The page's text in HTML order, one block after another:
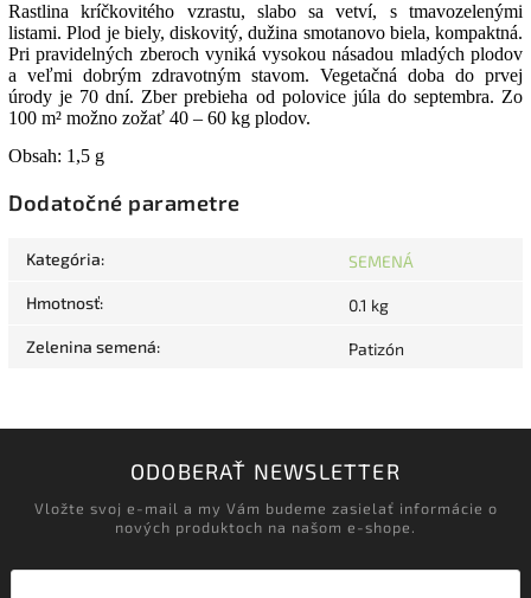
Rastlina kríčkovitého vzrastu, slabo sa vetví, s tmavozelenými
listami. Plod je biely, diskovitý, dužina smotanovo biela, kompaktná.
Pri pravidelných zberoch vyniká vysokou násadou mladých plodov
a veľmi dobrým zdravotným stavom. Vegetačná doba do prvej
úrody je 70 dní. Zber prebieha od polovice júla do septembra. Zo
100 m² možno zožať 40 – 60 kg plodov.
Obsah: 1,5 g
Dodatočné parametre
Kategória: SEMENÁ
Hmotnosť: 0.1 kg
Zelenina semená: Patizón
ODOBERAŤ NEWSLETTER
Vložte svoj e-mail a my Vám budeme zasielať informácie o
nových produktoch na našom e-shope.